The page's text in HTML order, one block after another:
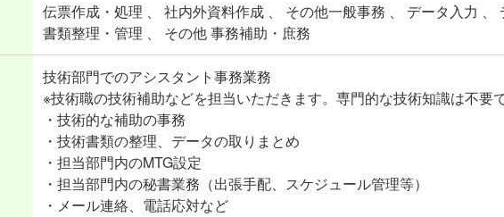
伝票作成・処理 、 社内外資料作成 、 その他一般事務 、 データ入力 、
書類整理・管理 、 その他 事務補助・庶務
技術部門でのアシスタント事務業務
※技術職の技術補助などを担当いただきます。専門的な技術知識は不要で
・技術的な補助の事務
・技術書類の整理、データの取りまとめ
・担当部門内のMTG設定
・担当部門内の秘書業務（出張手配、スケジュール管理等）
・メール連絡、電話応対など